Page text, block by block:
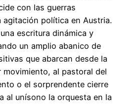
con las guerras
agitación política en Austria.
escritura dinámica y
un amplio abanico de
que abarcan desde la
movimiento, al pastoral del
o el sorprendente cierre
al unísono la orquesta en la